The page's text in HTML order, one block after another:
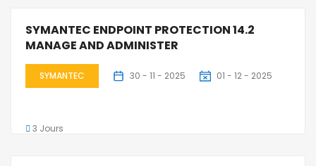
SYMANTEC ENDPOINT PROTECTION 14.2
MANAGE AND ADMINISTER
SYMANTEC 30 - 11 - 2025 01 - 12 - 2025
3 Jours